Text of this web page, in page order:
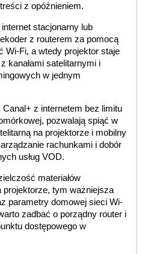
z opóźnieniem.
stacjonarny lub
z routerem za pomocą
Wi-Fi, a wtedy projektor staje
kanałami satelitarnymi i
w jednym
z internetem bez limitu
pozwalają spiąć w
na projektorze i mobilny
rachunkami i dobór
usług VOD.
materiałów
projektorze, tym ważniejsza
parametry domowej sieci Wi-
zadbać o porządny router i
dostępowego w